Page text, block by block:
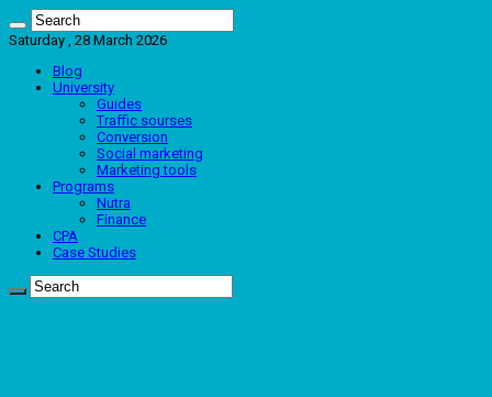
Saturday , 28 March 2026
Blog
University
Guides
Traffic sourses
Conversion
Social marketing
Marketing tools
Programs
Nutra
Finance
CPA
Case Studies